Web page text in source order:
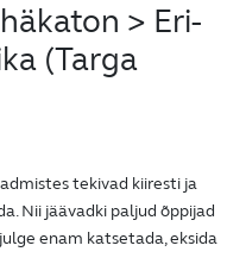
> Eri-
(Targa
tekivad kiiresti ja
Nii jäävadki paljud õppijad
enam katsetada, eksida